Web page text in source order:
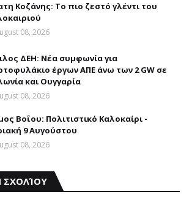
Κοζάνης: Το πιο ζεστό γλέντι του
08, 2026
ΔΕΗ: Νέα συμφωνία για
έργων ΑΠΕ άνω των 2 GW σε
και Ουγγαρία
08, 2026
Βοΐου: Πολιτιστικό Καλοκαίρι -
9 Αυγούστου
08, 2026
ΣΧΟΛΊΟΥ